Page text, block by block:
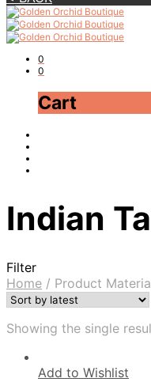
0
0
Cart
Indian
Filter
Home / Product
Showing the single
Add to Wishlist